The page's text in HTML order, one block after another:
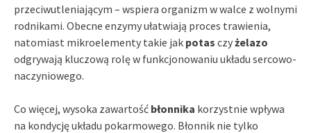
przeciwutleniającym – wspiera organizm w walce z wolnymi
rodnikami. Obecne enzymy ułatwiają proces trawienia,
natomiast mikroelementy takie jak potas czyżelazo
odgrywają kluczową rolę w funkcjonowaniu układu sercowo-
naczyniowego.
Co więcej, wysoka zawartość błonnika korzystnie wpływa
na kondycję układu pokarmowego. Błonnik nie tylko